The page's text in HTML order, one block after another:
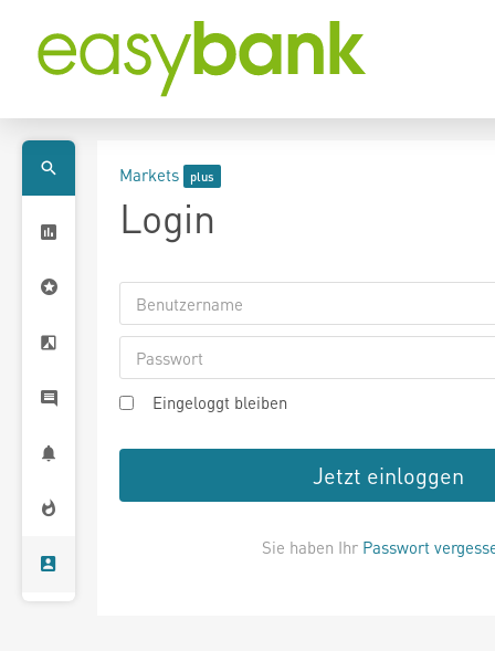
Markets
Login
Eingeloggt bleiben
Jetzt einloggen
Sie haben Ihr Passwort